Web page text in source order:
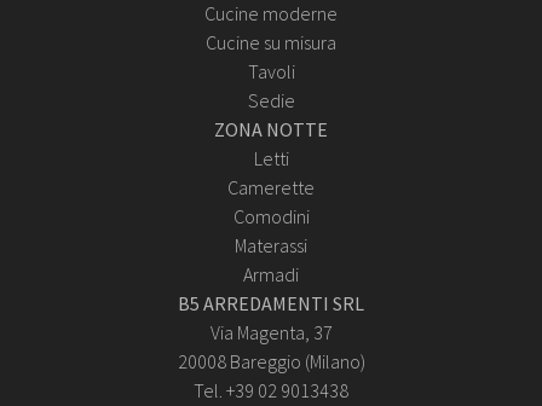
Cucine moderne
Cucine su misura
Tavoli
Sedie
ZONA NOTTE
Letti
Camerette
Comodini
Materassi
Armadi
B5 ARREDAMENTI SRL
Via Magenta, 37
20008 Bareggio (Milano)
Tel. +39 02 9013438